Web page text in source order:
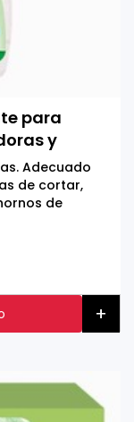
para
y
ML
Adecuado
de cortar,
de
+